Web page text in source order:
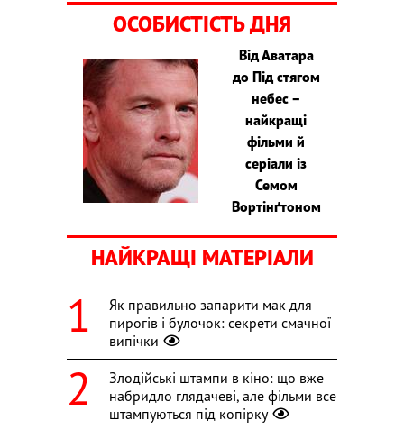
ОСОБИСТІСТЬ ДНЯ
Від Аватара
до Під стягом
небес –
найкращі
фільми й
серіали із
Семом
Вортінґтоном
НАЙКРАЩІ МАТЕРІАЛИ
Як правильно запарити мак для
пирогів і булочок: секрети смачної
випічки
Злодійські штампи в кіно: що вже
набридло глядачеві, але фільми все
штампуються під копірку